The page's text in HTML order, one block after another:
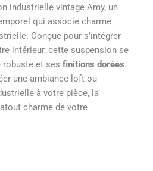
industrielle vintage Amy, un
qui associe charme
Conçue pour s’intégrer
intérieur, cette suspension se
robuste et ses finitions dorées.
une ambiance loft ou
à votre pièce, la
charme de votre